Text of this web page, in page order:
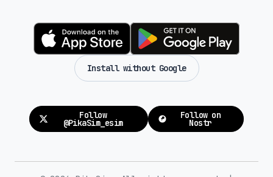
Install without Google
Follow
@PikaSim_esim
Follow on
Nostr